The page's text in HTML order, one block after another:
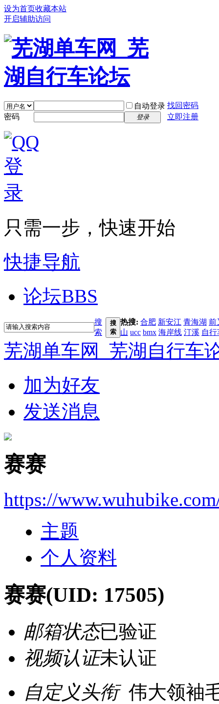
设为首页收藏本站
开启辅助访问
自动登录 找回密码
密码
登录 立即注册
只需一步，快速开始
快捷导航
论坛BBS
搜
索
搜
索
热搜: 合肥 新安江 青海湖 前
山 ucc bmx 海岸线 汀溪 自
芜湖单车网_芜湖自行车
加为好友
发送消息
赛赛
https://
主题
个人资料
赛赛(UID: 17505)
邮箱状态已验证
视频认证未认证
自定义头衔 伟大领袖